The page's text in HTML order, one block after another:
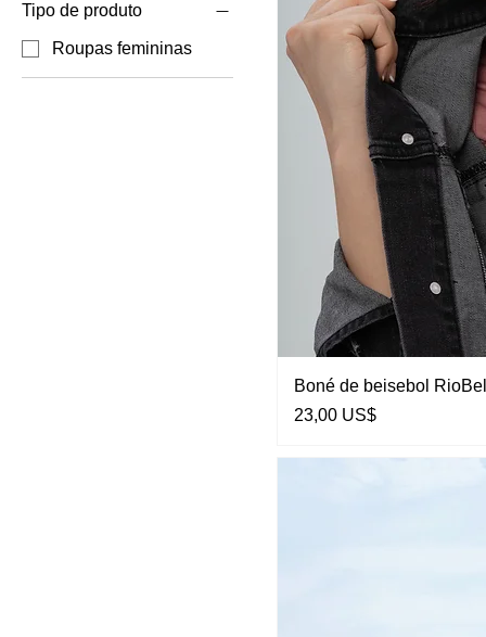
Tipo de produto
Roupas femininas
Boné de beisebol
Preço
23,00 US$